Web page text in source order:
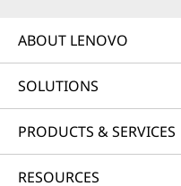
ABOUT LENOVO
SOLUTIONS
PRODUCTS & SERVICES
RESOURCES